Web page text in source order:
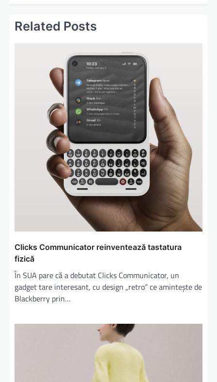
Related Posts
Clicks Communicator reinventează tastatura
fizică
În SUA pare că a debutat Clicks Communicator, un
gadget tare interesant, cu design „retro” ce amintește de
Blackberry prin…